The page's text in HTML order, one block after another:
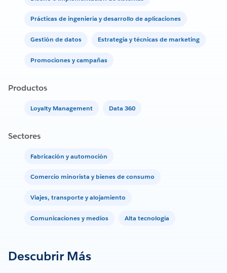
Prácticas de ingeniería y desarrollo de aplicaciones
Gestión de datos Estrategia y técnicas de marketing
Promociones y campañas
Productos
Loyalty Management Data 360
Sectores
Fabricación y automoción
Comercio minorista y bienes de consumo
Viajes, transporte y alojamiento
Comunicaciones y medios Alta tecnología
Descubrir Más